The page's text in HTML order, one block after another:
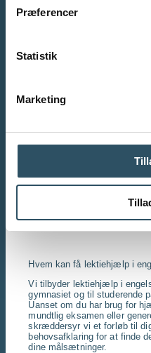
Præferencer
Statistik
Marketing
skriveprocessen og
vejleder desuden også i
er både skriftlig og mundtlig.
Ofte
Hvem kan få lektiehjælp i
Vi tilbyder lektiehjælp i
gymnasiet og til studerende
Uanset om du har brug for
mundtlig eksamen eller
skræddersyr vi et forløb til
behovsafklaring for at finde
dine målsætninger.